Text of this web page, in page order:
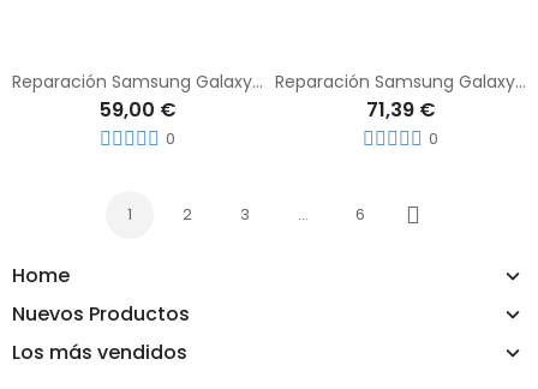
Home
Nuevos Productos
Los más vendidos
Reparación Samsung Galaxy A12
59,00 €
0
Reparación Samsung Galaxy A13
71,39 €
0
1 2 3 … 6
Siguiente